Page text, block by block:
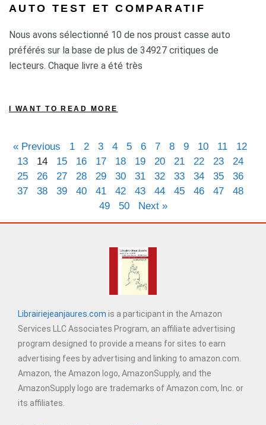
AUTO TEST ET COMPARATIF
Nous avons sélectionné 10 de nos proust casse auto
préférés sur la base de plus de 34927 critiques de
lecteurs. Chaque livre a été très
I WANT TO READ MORE
« Previous 1 2 3 4 5 6 7 8 9 10 11
12
13
14 15 16 17 18 19 20 21 22 23
24
25
26 27 28 29 30 31 32 33 34 35
36
37
38 39 40 41 42 43 44 45 46 47
48
49
50 Next »
Librairiejeanjaures.com is a participant in the Amazon
Services LLC Associates Program, an affiliate advertising
program designed to provide a means for sites to earn
advertising fees by advertising and linking to amazon.com.
Amazon, the Amazon logo, AmazonSupply, and the
AmazonSupply logo are trademarks of Amazon.com, Inc. or
its affiliates.